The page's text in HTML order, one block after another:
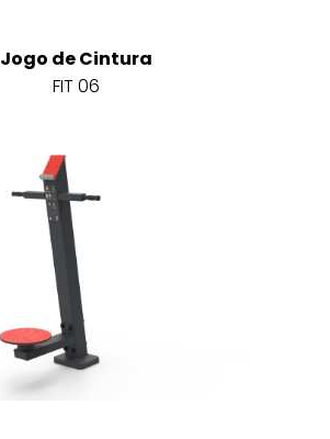
Jogo de Cintura
FIT 06